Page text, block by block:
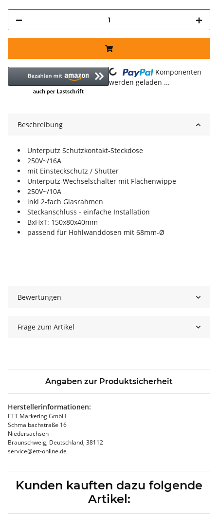
Loading...
Komponenten
werden geladen ...
Beschreibung
Unterputz Schutzkontakt-Steckdose
250V~/16A
mit Einsteckschutz / Shutter
Unterputz-Wechselschalter mit Flächenwippe
250V~/10A
inkl 2-fach Glasrahmen
Steckanschluss - einfache Installation
BxHxT: 150x80x40mm
passend für Hohlwanddosen mit 68mm-Ø
Bewertungen
Frage zum Artikel
Angaben zur Produktsicherheit
Herstellerinformationen:
ETT Marketing GmbH
Schmalbachstraße 16
Niedersachsen
Braunschweig, Deutschland, 38112
service@ett-online.de
Kunden kauften dazu folgende
Artikel: